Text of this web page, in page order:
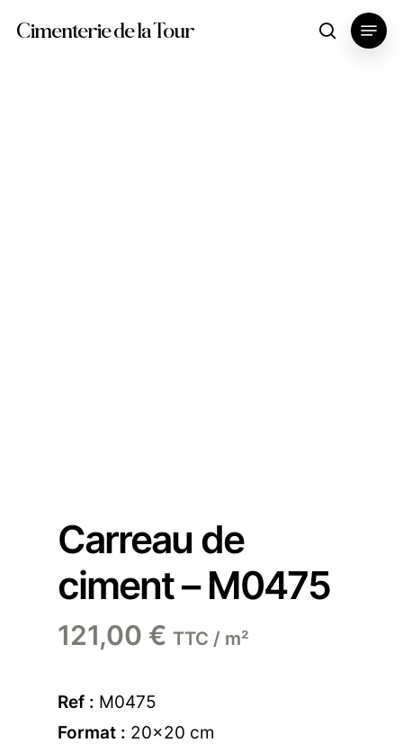
Cimenterie de la Tour search
Menu
Carreau de
ciment – M0475
121,00 € TTC / m²
Ref : M0475
Format : 20×20 cm